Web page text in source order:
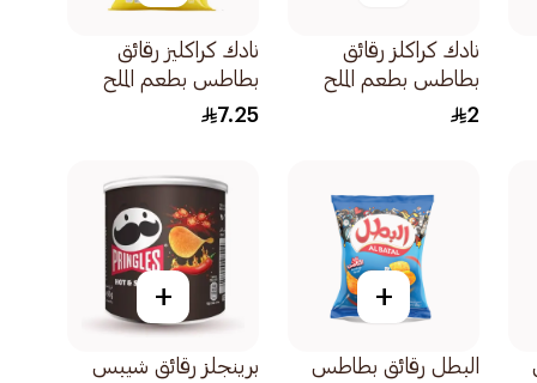
نادك كراكلز رقائق
بطاطس بطعم الملح
والخل جرام40
2
نادك كراكليز رقائق
بطاطس بطعم الملح
155جرام
7.25
+
البطل رقائق بطاطس
+
برينجلز رقائق شيبس